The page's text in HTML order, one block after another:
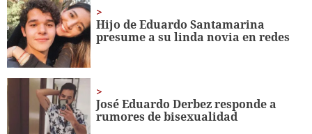
Hijo de Eduardo Santamarina
presume a su linda novia en redes
José Eduardo Derbez responde a
rumores de bisexualidad